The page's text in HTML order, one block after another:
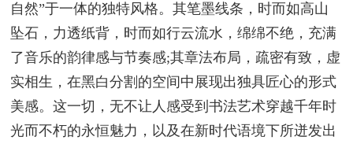
自然”于一体的独特风格。其笔墨线条，时而如高山
坠石，力透纸背，时而如行云流水，绵绵不绝，充满
了音乐的韵律感与节奏感;其章法布局，疏密有致，虚
实相生，在黑白分割的空间中展现出独具匠心的形式
美感。这一切，无不让人感受到书法艺术穿越千年时
光而不朽的永恒魅力，以及在新时代语境下所迸发出